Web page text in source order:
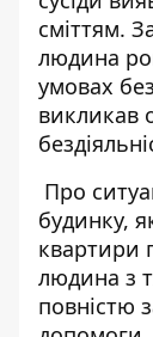
сміттям.
людина
умовах
викликав
Про
будинку,
квартири
людина з
повністю